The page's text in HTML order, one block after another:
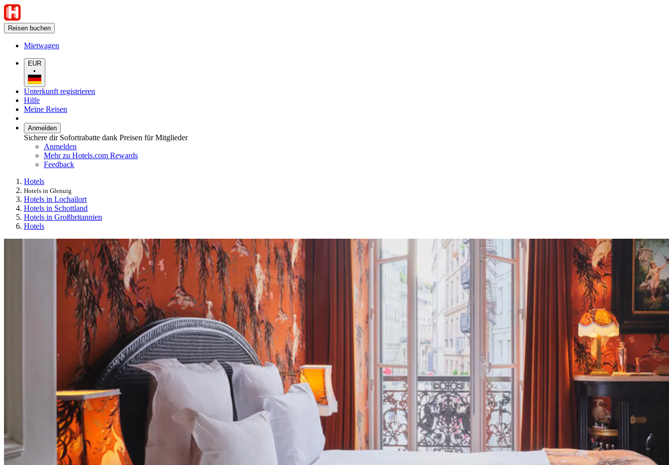
Reisen buchen
Mietwagen
EUR
•
Unterkunft registrieren
Hilfe
Meine Reisen
Anmelden
Sichere dir Sofortrabatte dank Preisen für Mitglieder
Anmelden
Mehr zu Hotels.com Rewards
Feedback
Hotels
Hotels in Glenuig
Hotels in Lochailort
Hotels in Schottland
Hotels in Großbritannien
Hotels